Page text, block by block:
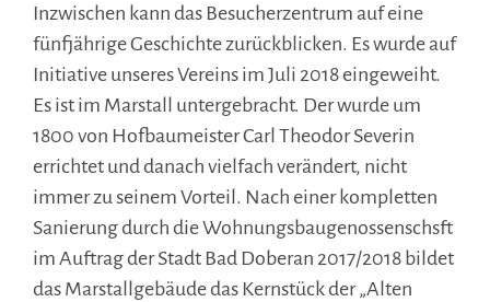
Inzwischen kann das Besucherzentrum auf eine
fünfjährige Geschichte zurückblicken. Es wurde auf
Initiative unseres Vereins im Juli 2018 eingeweiht.
Es ist im Marstall untergebracht. Der wurde um
1800 von Hofbaumeister Carl Theodor Severin
errichtet und danach vielfach verändert, nicht
immer zu seinem Vorteil. Nach einer kompletten
Sanierung durch die Wohnungsbaugenossenschsft
im Auftrag der Stadt Bad Doberan 2017/2018 bildet
das Marstallgebäude das Kernstück der „Alten